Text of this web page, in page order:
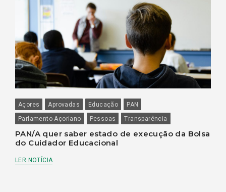
Açores Aprovadas Educação
PAN
Parlamento Açoriano
Pessoas Transparência
PAN/A quer saber estado de execução da Bolsa
do Cuidador Educacional
LER NOTÍCIA